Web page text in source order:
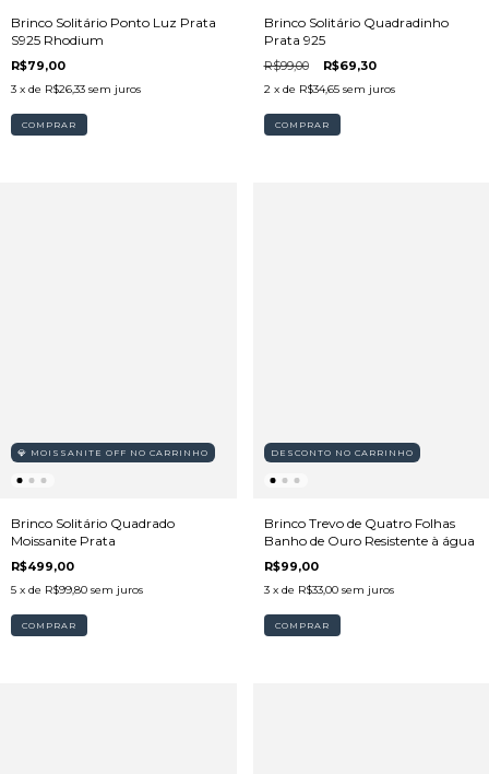
Brinco Solitário Ponto Luz Prata
S925 Rhodium
R$79,00
3 x de R$26,33 sem juros
COMPRAR
Brinco Solitário Quadradinho
Prata 925
R$99,00 R$69,30
2 x de R$34,65 sem juros
💎 MOISSANITE OFF NO CARRINHO
Brinco Solitário Quadrado
Moissanite Prata
R$499,00
5 x de R$99,80 sem juros
DESCONTO NO CARRINHO
Brinco Trevo de Quatro Folhas
Banho de Ouro Resistente à água
R$99,00
3 x de R$33,00 sem juros